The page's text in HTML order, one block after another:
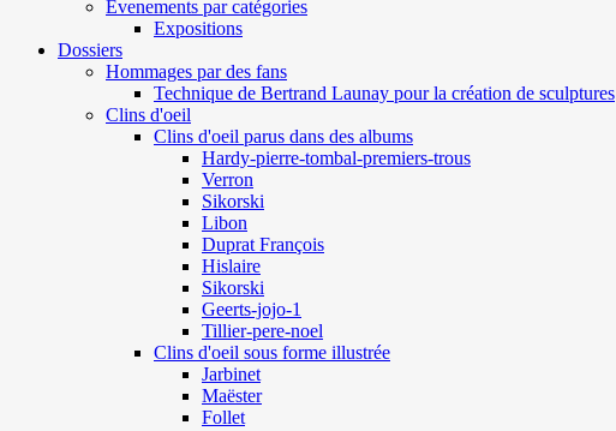
Evenements par catégories
Expositions
Dossiers
Hommages par des fans
Technique de Bertrand Launay pour la création de sculptures
Clins d'oeil
Clins d'oeil parus dans des albums
Hardy-pierre-tombal-premiers-trous
Verron
Sikorski
Libon
Duprat François
Hislaire
Sikorski
Geerts-jojo-1
Tillier-pere-noel
Clins d'oeil sous forme illustrée
Jarbinet
Maëster
Follet